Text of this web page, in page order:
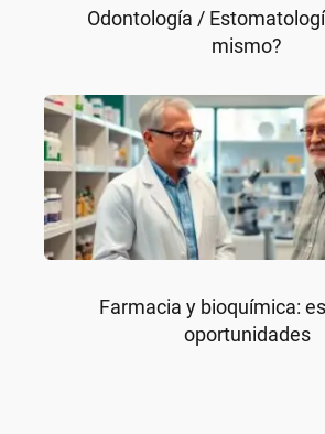
Odontología /
mismo?
Farmacia y bioquímica:
oportunidades